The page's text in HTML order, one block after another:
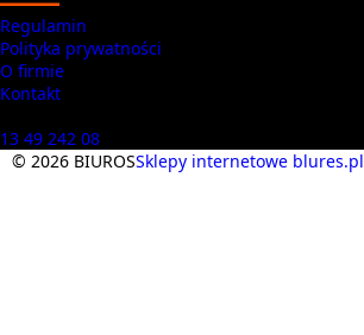
Regulamin
Polityka prywatności
O firmie
Kontakt
13 49 242 08
© 2026 BIUROSSklepy internetowe blures.pl